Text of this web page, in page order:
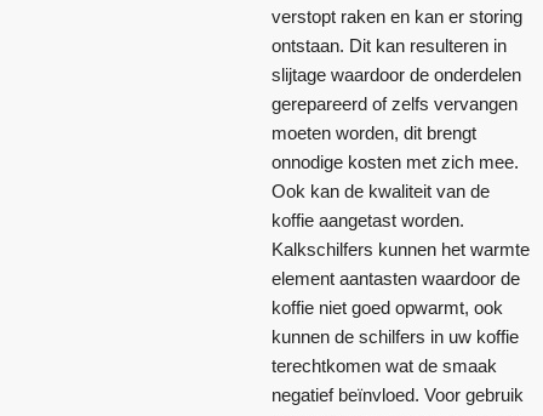
verstopt raken en kan er storing
ontstaan. Dit kan resulteren in
slijtage waardoor de onderdelen
gerepareerd of zelfs vervangen
moeten worden, dit brengt
onnodige kosten met zich mee.
Ook kan de kwaliteit van de
koffie aangetast worden.
Kalkschilfers kunnen het warmte
element aantasten waardoor de
koffie niet goed opwarmt, ook
kunnen de schilfers in uw koffie
terechtkomen wat de smaak
negatief beïnvloed. Voor gebruik